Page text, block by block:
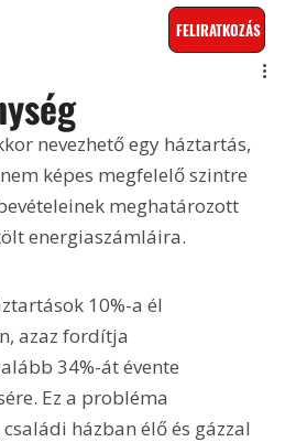
FELIRATKOZÁS
nevezhető egy háztartás,
képes megfelelő szintre
meghatározott
energiaszámláira.
10%-a él
azaz fordítja
34%-át évente
Ez a probléma
házban élő és gázzal